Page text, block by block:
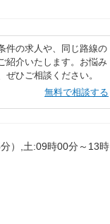
件の求人や、同じ路線の
紹介いたします。お悩み
ぜひご相談ください。
無料で相談する
）,土:09時00分～13時